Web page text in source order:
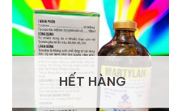
HẾT HÀNG